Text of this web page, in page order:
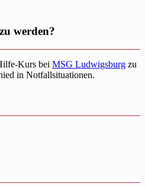
werden?
Kurs bei MSG Ludwigsburg zu
in Notfallsituationen.